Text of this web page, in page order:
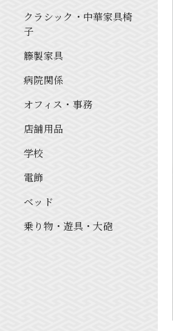
クラシック・中華家具椅
子
籐製家具
病院関係
オフィス・事務
店舗用品
学校
電飾
ベッド
乗り物・遊具・大砲